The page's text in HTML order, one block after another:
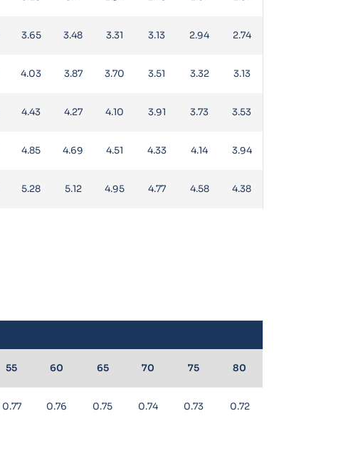
3.65 3.48 3.31 3.13 2.94 2.74
4.03 3.87 3.70 3.51 3.32 3.13
4.43 4.27 4.10 3.91 3.73 3.53
4.85 4.69 4.51 4.33 4.14 3.94
5.28 5.12 4.95 4.77 4.58 4.38
55 60 65 70 75 80
0.77 0.76 0.75 0.74 0.73 0.72